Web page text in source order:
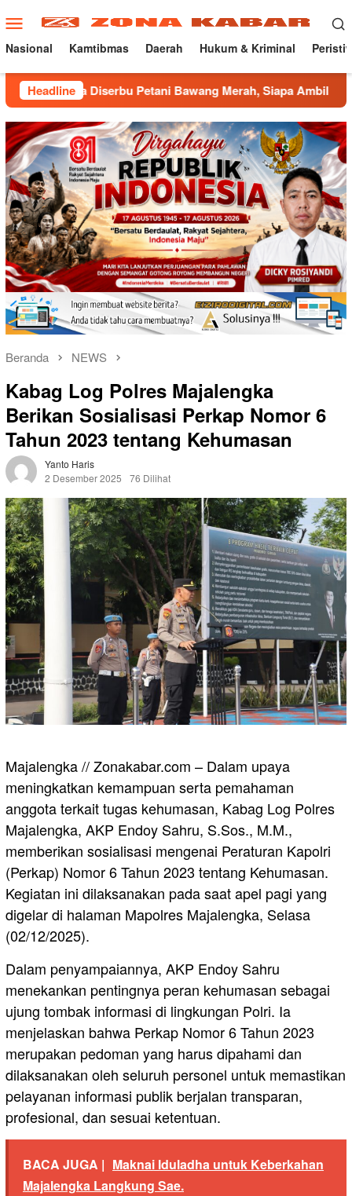
ke
konten
Menu
Mobile
Nasional Kamtibmas Daerah Hukum & Kriminal
Headline
Diserbu Petani Bawang Merah, Siapa Ambil Untung ???
Beranda NEWS
Kabag Log Polres Majalengka
Berikan Sosialisasi Perkap Nomor 6
Tahun 2023 tentang Kehumasan
Yanto Haris
2 Desember 2025
76 Dilihat
Majalengka // Zonakabar.com – Dalam upaya
meningkatkan kemampuan serta pemahaman
anggota terkait tugas kehumasan, Kabag Log Polres
Majalengka, AKP Endoy Sahru, S.Sos., M.M.,
memberikan sosialisasi mengenai Peraturan Kapolri
(Perkap) Nomor 6 Tahun 2023 tentang Kehumasan.
Kegiatan ini dilaksanakan pada saat apel pagi yang
digelar di halaman Mapolres Majalengka, Selasa
(02/12/2025).
Dalam penyampaiannya, AKP Endoy Sahru
menekankan pentingnya peran kehumasan sebagai
ujung tombak informasi di lingkungan Polri. Ia
menjelaskan bahwa Perkap Nomor 6 Tahun 2023
merupakan pedoman yang harus dipahami dan
dilaksanakan oleh seluruh personel untuk memastikan
pelayanan informasi publik berjalan transparan,
profesional, dan sesuai ketentuan.
BACA JUGA | Maknai Iduladha untuk Keberkahan
Majalengka Langkung Sae.